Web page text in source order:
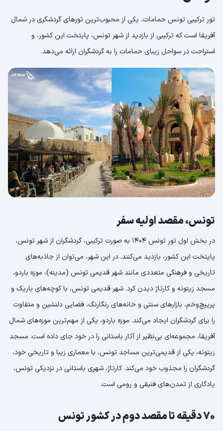
تور ترکیبی تونس حمامات، یکی از محبوب‌ترین تورهای گردشگری در شمال
آفریقا است که ترکیبی از بازدید از شهر تونس، پایتخت این کشور، و
استراحت در سواحل زیبای حمامات را به گردشگران ارائه می‌دهد.
تونس، مقصد اولیه سفر
در بخش اول تور تونس 1404 به صورت ترکیبی، گردشگران از شهر تونس،
پایتخت این کشور، بازدید می‌کنند. در این شهر، می‌توان از جاذبه‌های
تاریخی و فرهنگی متعددی مانند شهر قدیمی تونس (مدینه)، موزه باردو،
مسجد زیتونه و کارتاژ دیدن کرد. شهر قدیمی تونس، با کوچه‌های باریک و
پرپیچ‌وخم، بازارهای سنتی و خانه‌های رنگارنگ، فضایی دلنشین و متفاوت
را برای گردشگران ایجاد می‌کند. موزه باردو، یکی از مهم‌ترین موزه‌های شمال
آفریقا، مجموعه‌ای بی‌نظیر از آثار باستانی را در خود جای داده است. مسجد
زیتونه، یکی از قدیمی‌ترین مساجد تونس، با معماری زیبا و تاریخی خود،
گردشگران را مجذوب خود می‌کند. کارتاژ، شهری باستانی در نزدیکی تونس،
یادگاری از تمدن‌های فنیقی و رومی است.
70 دقیقه تا مقصد دوم در کشور تونس